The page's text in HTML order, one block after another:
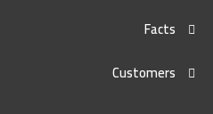
Facts
Customers